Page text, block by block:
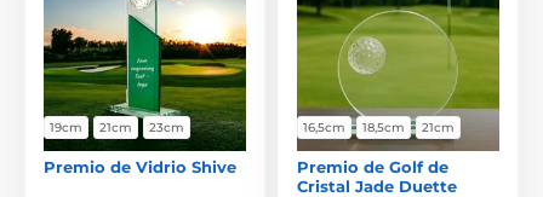
19cm 21cm 23cm
Premio de Vidrio Shive
16,5cm 18,5cm 21cm
Premio de Golf de
Cristal Jade Duette